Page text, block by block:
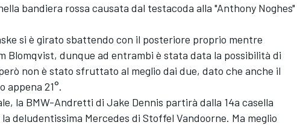
bandiera rossa causata dal testacoda alla "Anthony Noghes"
si è girato sbattendo con il posteriore proprio mentre
Blomqvist, dunque ad entrambi è stata data la possibilità di
non è stato sfruttato al meglio dai due, dato che anche il
appena 21°.
la BMW-Andretti di Jake Dennis partirà dalla 14a casella
deludentissima Mercedes di Stoffel Vandoorne. Ma meglio